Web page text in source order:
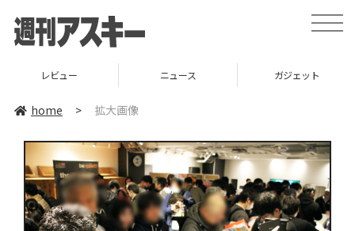
toggle
レビュー ニュース ガジェット
home > 拡大画像